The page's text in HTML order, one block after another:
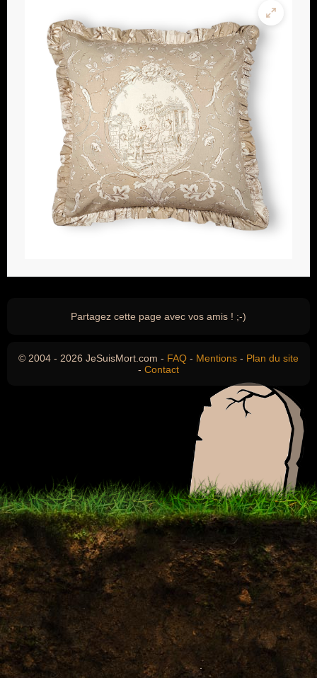
Partagez cette page avec vos amis ! ;-)
© 2004 - 2026 JeSuisMort.com - FAQ - Mentions - Plan du site
- Contact